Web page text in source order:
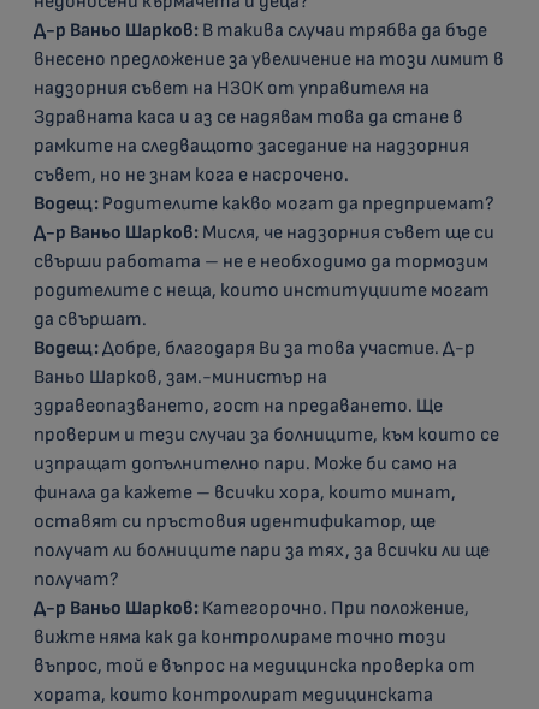
Д-р Ваньо Шарков: В такива случаи трябва да бъде
внесено предложение за увеличение на този лимит в
надзорния съвет на НЗОК от управителя на
Здравната каса и аз се надявам това да стане в
рамките на следващото заседание на надзорния
съвет, но не знам кога е насрочено.
Водещ: Родителите какво могат да предприемат?
Д-р Ваньо Шарков: Мисля, че надзорния съвет ще си
свърши работата – не е необходимо да тормозим
родителите с неща, които институциите могат
да свършат.
Водещ:Добре, благодаря Ви за това участие. Д-р
Ваньо Шарков, зам.-министър на
здравеопазването, гост на предаването. Ще
проверим и тези случаи за болниците, към които се
изпращат допълнително пари. Може би само на
финала да кажете – всички хора, които минат,
оставят си пръстовия идентификатор, ще
получат ли болниците пари за тях, за всички ли ще
получат?
Д-р Ваньо Шарков: Категорочно. При положение,
вижте няма как да контролираме точно този
въпрос, той е въпрос на медицинска проверка от
хората, които контролират медицинската